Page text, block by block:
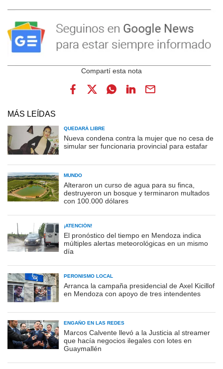
MÁS LEÍDAS
QUEDARÁ LIBRE
Nueva condena contra la mujer que no cesa de
simular ser funcionaria provincial para estafar
MUNDO
Alteraron un curso de agua para su finca,
destruyeron un bosque y terminaron multados
con 100.000 dólares
¡ATENCIÓN!
El pronóstico del tiempo en Mendoza indica
múltiples alertas meteorológicas en un mismo
día
PERONISMO LOCAL
Arranca la campaña presidencial de Axel Kicillof
en Mendoza con apoyo de tres intendentes
ENGAÑO EN LAS REDES
Marcos Calvente llevó a la Justicia al streamer
que hacía negocios ilegales con lotes en
Guaymallén